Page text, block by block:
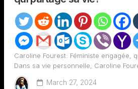
Caroline Fourest: Féministe engagée,
Dans sa vie personnelle, Caroline
March 27, 2024